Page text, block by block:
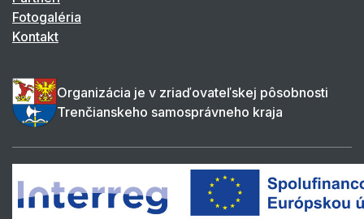
Fotogaléria
Kontakt
Organizácia je v zriaďovateľskej pôsobnosti
Trenčianskeho samosprávneho kraja